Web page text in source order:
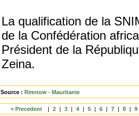
La qualification de la
de la Confédération
Président de la
Zeina.
Source : Rimnow - Mauritanie
< Precedent | 2 | 3 | 4 | 5 | 6 | 7 | 8 | 9